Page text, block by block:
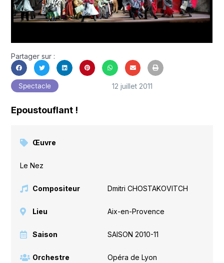
Partager sur :
Spectacle 12 juillet 2011
Epoustouflant !
Œuvre
Le Nez
Compositeur Dmitri CHOSTAKOVITCH
Lieu Aix-en-Provence
Saison SAISON 2010-11
Orchestre Opéra de Lyon